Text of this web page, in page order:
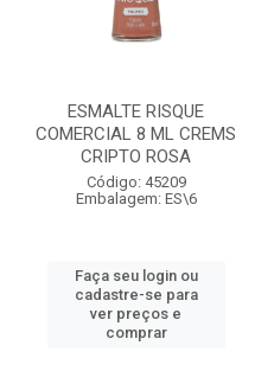
ESMALTE RISQUE
COMERCIAL 8 ML CREMS
CRIPTO ROSA
Código: 45209
Embalagem: ES\6
Faça seu login ou
cadastre-se para
ver preços e
comprar